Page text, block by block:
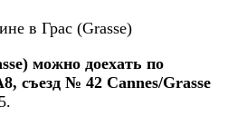
можно доехать по
съезд № 42 Cannes/Grasse